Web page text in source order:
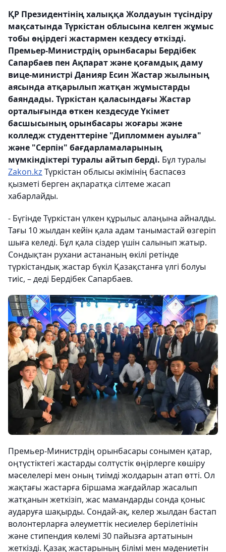
ҚР Президентінің халыққа Жолдауын түсіндіру
мақсатында Түркістан облысына келген жұмыс
тобы өңірдегі жастармен кездесу өткізді.
Премьер-Министрдің орынбасары Бердібек
Сапарбаев пен Ақпарат және қоғамдық даму
вице-министрі Данияр Есин Жастар жылының
аясында атқарылып жатқан жұмыстарды
баяндады. Түркістан қаласындағы Жастар
орталығында өткен кездесуде Үкімет
басшысының орынбасары жоғары және
колледж студенттеріне "Дипломмен ауылға"
және "Серпін" бағдарламаларының
мүмкіндіктері туралы айтып берді. Бұл туралы
Zakon.kz Түркістан облысы әкімінің баспасөз
қызметі берген ақпаратқа сілтеме жасап
хабарлайды.
- Бүгінде Түркістан үлкен құрылыс алаңына айналды.
Тағы 10 жылдан кейін қала адам танымастай өзгеріп
шыға келеді. Бұл қала сіздер үшін салынып жатыр.
Сондықтан рухани астананың өкілі ретінде
түркістандық жастар бүкіл Қазақстанға үлгі болуы
тиіс, – деді Бердібек Сапарбаев.
Премьер-Министрдің орынбасары сонымен қатар,
оңтүстіктегі жастарды солтүстік өңірлерге көшіру
мәселелері мен оның тиімді жолдарын атап өтті. Ол
жақтағы жастарға біршама жағдайлар жасалып
жатқанын жеткізіп, жас мамандарды сонда қоныс
аударуға шақырды. Сондай-ақ, келер жылдан бастап
волонтерларға әлеуметтік несиелер берілетінін
және стипендия көлемі 30 пайызға артатынын
жеткізді. Қазақ жастарының білімі мен мәдениетін